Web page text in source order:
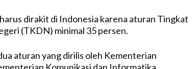
dirakit di Indonesia karena aturan Tingkat
(TKDN) minimal 35 persen.
aturan yang dirilis oleh Kementerian